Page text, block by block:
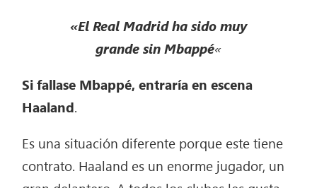
«El Real Madrid ha sido muy
grande sin Mbappé«
Si fallase Mbappé, entraría en escena
Haaland.
Es una situación diferente porque este tiene
contrato. Haaland es un enorme jugador, un